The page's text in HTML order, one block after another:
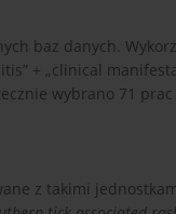
baz danych.
+ „clinical
wybrano 71
z takimi